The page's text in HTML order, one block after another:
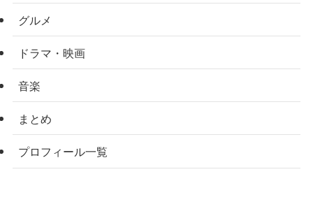
グルメ
ドラマ・映画
音楽
まとめ
プロフィール一覧